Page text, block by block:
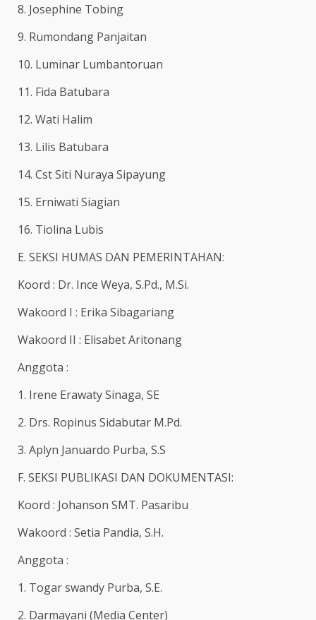
8. Josephine Tobing
9. Rumondang Panjaitan
10. Luminar Lumbantoruan
11. Fida Batubara
12. Wati Halim
13. Lilis Batubara
14. Cst Siti Nuraya Sipayung
15. Erniwati Siagian
16. Tiolina Lubis
E. SEKSI HUMAS DAN PEMERINTAHAN:
Koord : Dr. Ince Weya, S.Pd., M.Si.
Wakoord I : Erika Sibagariang
Wakoord II : Elisabet Aritonang
Anggota :
1. Irene Erawaty Sinaga, SE
2. Drs. Ropinus Sidabutar M.Pd.
3. Aplyn Januardo Purba, S.S
F. SEKSI PUBLIKASI DAN DOKUMENTASI:
Koord : Johanson SMT. Pasaribu
Wakoord : Setia Pandia, S.H.
Anggota :
1. Togar swandy Purba, S.E.
2. Darmayani (Media Center)